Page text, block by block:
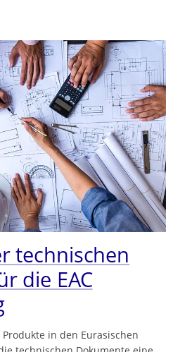
technischen
die EAC
in den Eurasischen